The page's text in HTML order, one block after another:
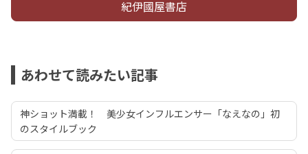
紀伊國屋書店
あわせて読みたい記事
神ショット満載！ 美少女インフルエンサー「なえなの」初
のスタイルブック